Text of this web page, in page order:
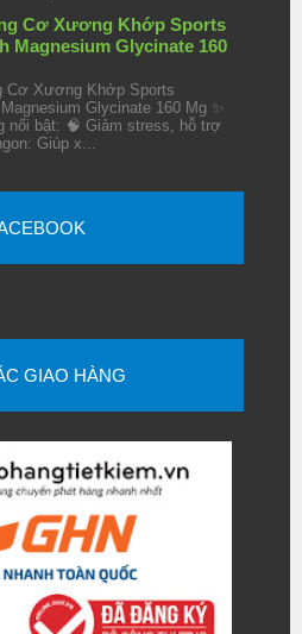
Cơ Xương Khớp Sports
Magnesium Glycinate 160
Cơ Xương Khớp Sports
Glycinate 160 Mg ✨
nổi bật: 🧠 Giảm stress, hỗ trợ
Giúp x...
GIAO HÀNG